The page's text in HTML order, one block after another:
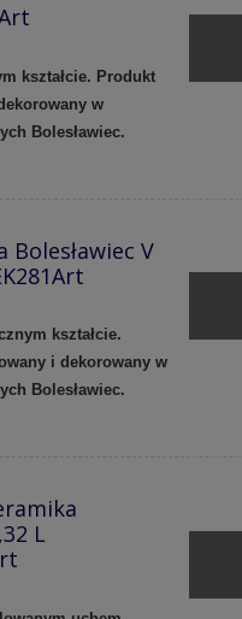
kształcie. Produkt
w
Bolesławiec.
Bolesławiec V
kształcie.
i dekorowany w
Bolesławiec.
L